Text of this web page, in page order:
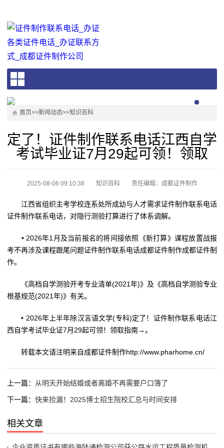
首页>>新闻动态>>知识百科
定了！证件制作联系电话江西自学
考试毕业证7月29起可领！领取
2025-08-06 09:10:38 知识百科 责任编辑：成都证件制作
江西省组织主考学校连系处所成幼与人才需求证件制作联系电话
证件制作联系电话，对隐行测验打算进行了体系调解。
• 2026年1月及当前报名的将间接依照《新打算》课程放置战报
考不再涉及课程跟尾问题证件制作联系电话成都证件制作成都证件制
作。
《高档自学测验开考专业清单(2021年)》及《高档自学测验专业
根基规范(2021年)》有关。
• 2026年上半年除汉言语文学(专科)定了！证件制作联系电话江
西自学考试毕业证7月29起可领！领取指南→。
转载本文请注明来自成都证件制作http://www.pharhome.cn/
上一篇： 从明天开始结婚或者离婚不再需要户口簿了
下一篇： 快来捡漏！2025博士招生院校汇总与时间安排
相关文章